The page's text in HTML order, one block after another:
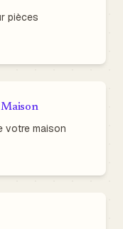
pièces
votre maison